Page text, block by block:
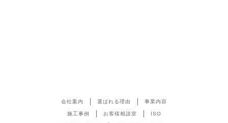
会社案内 選ばれる理由 事業内容
施工事例 お客様相談室 ISO